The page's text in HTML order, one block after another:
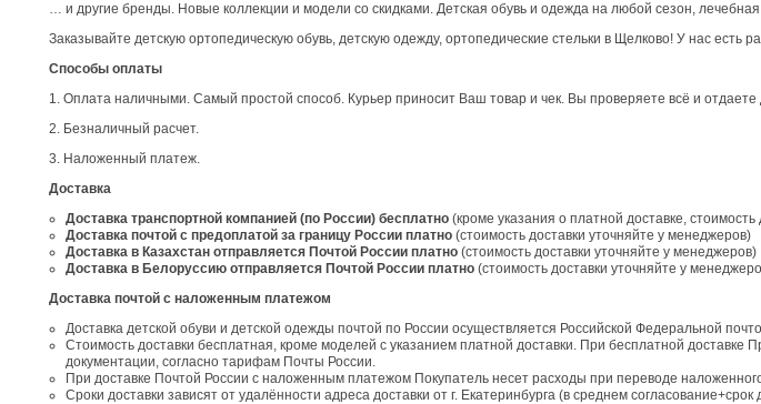
… и другие бренды. Новые коллекции и модели со скидками. Детская обувь и одежда на любой сезон, лечебная
Заказывайте детскую ортопедическую обувь, детскую одежду, ортопедические стельки в Щелково! У нас есть
Способы оплаты
1. Оплата наличными. Самый простой способ. Курьер приносит Ваш товар и чек. Вы проверяете всё и отдаете
2. Безналичный расчет.
3. Наложенный платеж.
Доставка
Доставка транспортной компанией (по России) бесплатно (кроме указания о платной доставке,
Доставка почтой с предоплатой за границу России платно (стоимость доставки уточняйте у менеджеров)
Доставка в Казахстан отправляется Почтой России платно (стоимость доставки уточняйте у менеджеров)
Доставка в Белоруссию отправляется Почтой России платно (стоимость доставки уточняйте у
Доставка почтой с наложенным платежом
Доставка детской обуви и детской одежды почтой по России осуществляется Российской Федеральной
Стоимость доставки бесплатная, кроме моделей с указанием платной доставки. При бесплатной
документации, согласно тарифам Почты России.
При доставке Почтой России с наложенным платежом Покупатель несет расходы при переводе
Сроки доставки зависят от удалённости адреса доставки от г. Екатеринбурга (в среднем